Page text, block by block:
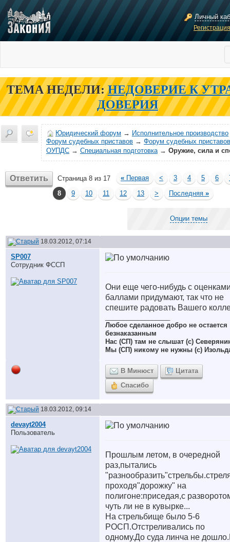
Личный
ТЕМА НЕДЕЛИ: НЕДОВЕРИЕ К
ДОВЕРИЯ
Юридический форум → Исполнительное производство
Форум судебных приставов → Форум судебных
ОУПДС → Специальная подготовка→ Оружие, сила и
Ответить Страница 8 из 17 « Первая < 3 4 5 6
8
9 10 11 12 13 > Последняя »
Опции темы
18.03.2012, 07:14
SP007
Сотрудник ФССП
Они еще чего-нибудь с
баллами придумают, так что не
спешите радовать Вашего
Любое сделанное добро не остается
безнаказанным
Нас (СП) там не слышат (с)
Мы (СП) никому не нужны (с)
В Минюст
Цитата
Спасибо
18.03.2012, 09:14
devayt2004
Пользователь
Прошлым летом, в очередной
раз,пытались
проходя"дорожку" на
полигоне:приседая,с
чуть ли не в кувырке...
На стрельбище было 5-6
РОСП.Отстреливались по
одному.До суда линча не